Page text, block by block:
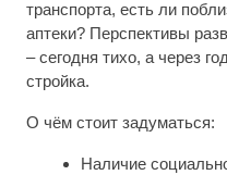
транспорта, есть ли
аптеки? Перспективы
– сегодня тихо, а через
стройка.
О чём стоит задуматься:
Наличие